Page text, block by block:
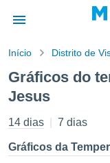
da
por
que as
Início Distrito de
Gráficos do
Jesus
14 dias 7 dias
Gráficos da